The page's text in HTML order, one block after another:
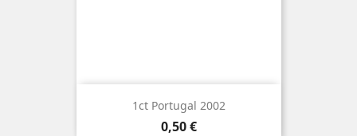
1ct Portugal 2002
Preço
0,50 €